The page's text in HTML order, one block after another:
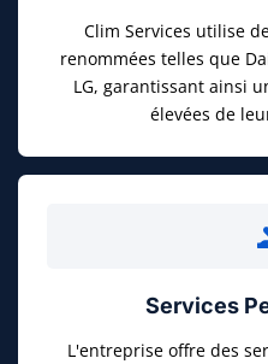
Clim Services utilise
renommées telles que
LG, garantissant ainsi
élevées de
Services
L'entreprise offre des